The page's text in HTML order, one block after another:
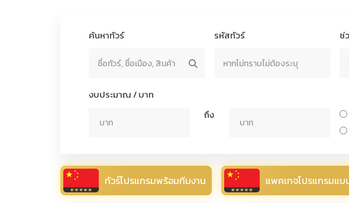
ค้นหาทัวร์ รหัสทัวร์ ช่
งบประมาณ / บาท
ถึง
ทัวร์โปรแกรมพร้อมทีมงาน แพคเกจโปรแกรมแ